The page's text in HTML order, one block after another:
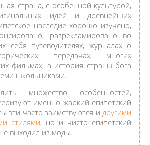
страна, с особенной культурой,
идей и древнейших
наследие хорошо изучено,
разрекламировано во
себя путеводителях, журналах о
передачах, многих
фильмах, а история страны бога
школьниками.
множество особенностей,
именно жаркий египетский
эти часто заимствуются и другими
стилями, но и чисто египетский
выходил из моды.